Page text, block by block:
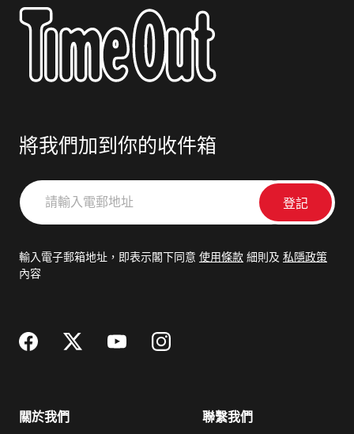
將我們加到你的收件箱
請
輸
郵
輸入電子郵箱地址，即表示閣下同意 使用條款 細則及 私隱政策
內容
關於我們 聯繫我們